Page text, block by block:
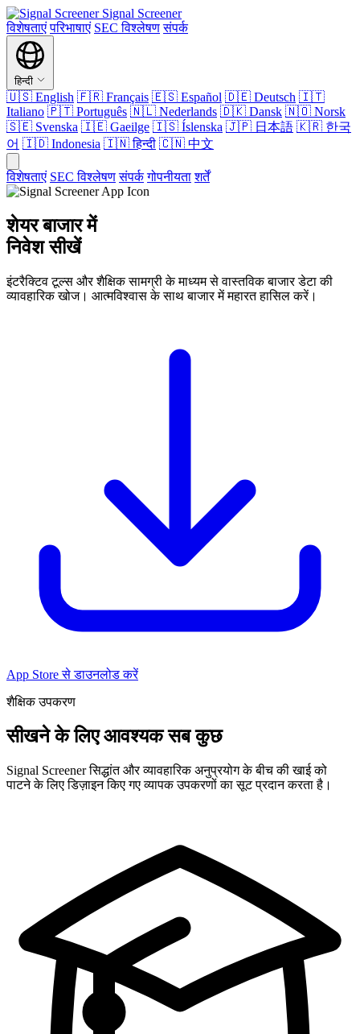
Signal Screener
विशेषताएं परिभाषाएं SEC विश्लेषण संपर्क
हिन्दी
🇺🇸 English 🇫🇷 Français 🇪🇸 Español 🇩🇪 Deutsch 🇮🇹
Italiano 🇵🇹 Português 🇳🇱 Nederlands 🇩🇰 Dansk 🇳🇴 Norsk
🇸🇪 Svenska 🇮🇪 Gaeilge 🇮🇸 Íslenska 🇯🇵 日本語 🇰🇷 한국
어 🇮🇩 Indonesia 🇮🇳हिन्दी 🇨🇳 中文
विशेषताएं SEC विश्लेषण संपर्क गोपनीयता शर्तें
शेयर बाजार में
निवेश सीखें
इंटरैक्टिव टूल्स और शैक्षिक सामग्री के माध्यम से वास्तविक बाजार डेटा की
व्यावहारिक खोज। आत्मविश्वास के साथ बाजार में महारत हासिल करें।
App Store से डाउनलोड करें
शैक्षिक उपकरण
सीखने के लिए आवश्यक सब कुछ
Signal Screener सिद्धांत और व्यावहारिक अनुप्रयोग के बीच की खाई को
पाटने के लिए डिज़ाइन किए गए व्यापक उपकरणों का सूट प्रदान करता है।